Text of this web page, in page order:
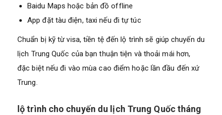
Baidu Maps hoặc bản đồ offline
App đặt tàu điện, taxi nếu đi tự túc
Chuẩn bị kỹ từ visa, tiền tệ đến lộ trình sẽ giúp chuyến du
lịch Trung Quốc của bạn thuận tiện và thoải mái hơn,
đặc biệt nếu đi vào mùa cao điểm hoặc lần đầu đến xứ
Trung.
lộ trình cho chuyến du lịch Trung Quốc tháng